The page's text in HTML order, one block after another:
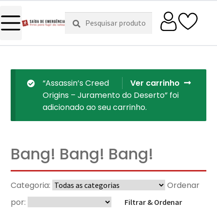
Pesquisar
por:
Pesquisa
Ver carrinho
“Assassin’s Creed
Origins – Juramento do Deserto” foi
adicionado ao seu carrinho.
Bang! Bang! Bang!
Categoria:
Ordenar
por:
Filtrar & Ordenar